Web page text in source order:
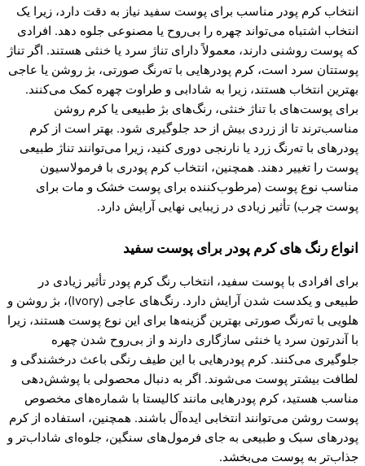
انتخاب کرم پودر مناسب برای پوست سفید نیاز به دقت دارد، زیرا یک
انتخاب اشتباه می‌تواند چهره را بی‌روح یا مصنوعی جلوه دهد. افرادی
که پوست روشنی دارند، معمولاً دارای تناژ سرد یا خنثی هستند. اگر تناژ
پوستتان سرد است، کرم پودرهایی با ته‌رنگ صورتی، بژ روشن یا عاجی
بهترین انتخاب هستند، زیرا به شادابی و طراوت چهره کمک می‌کنند.
برای پوست‌های با تناژ خنثی، رنگ‌های بژ طبیعی یا کرم روشن
مناسب‌ترند تا از زردی بیش از حد جلوگیری شود. بهتر است از کرم
پودرهای با ته‌رنگ زرد یا نارنجی دوری کنید، زیرا می‌توانند تناژ طبیعی
پوست را تغییر دهند. همچنین، انتخاب کرم پودری با فرمولاسیون
مناسب نوع پوست (مرطوب‌کننده برای پوست خشک و مات برای
پوست چرب) تأثیر زیادی در زیبایی نهایی آرایش دارد.
انواع رنگ های کرم پودر برای پوست سفید
برای افرادی با پوست سفید، انتخاب رنگ کرم پودر تأثیر زیادی در
طبیعی و یکدست شدن آرایش دارد. رنگ‌های عاجی (Ivory)، بژ روشن و
هلویی با ته‌رنگ صورتی بهترین گزینه‌ها برای این نوع پوست هستند، زیرا
با آندرتون سرد یا خنثی سازگاری دارند و از بی‌روح شدن چهره
جلوگیری می‌کنند. کرم پودرهایی با این طیف رنگی باعث درخشندگی و
لطافت بیشتر پوست می‌شوند. اگر به دنبال محصولی با پوشش‌دهی
مناسب هستید، کرم پودرهایی مانند کالیستا با شماره‌های مخصوص
پوست روشن می‌توانند انتخابی ایده‌آل باشند. همچنین، استفاده از کرم
پودرهای سبک و طبیعی به جای فرمول‌های سنگین، جلوه‌ای شاداب‌تر و
جذاب‌تر به پوست می‌بخشد.